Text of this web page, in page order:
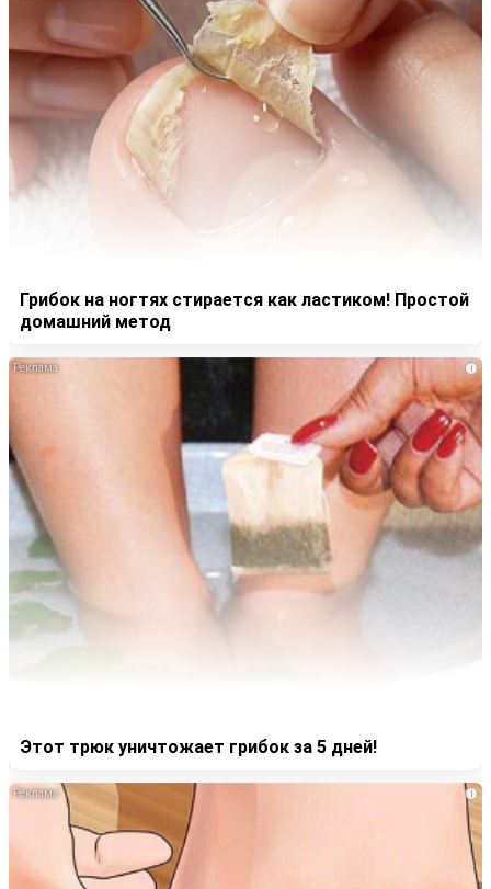
Грибок на ногтях стирается как ластиком! Простой
домашний метод
i
Этот трюк уничтожает грибок за 5 дней!
i